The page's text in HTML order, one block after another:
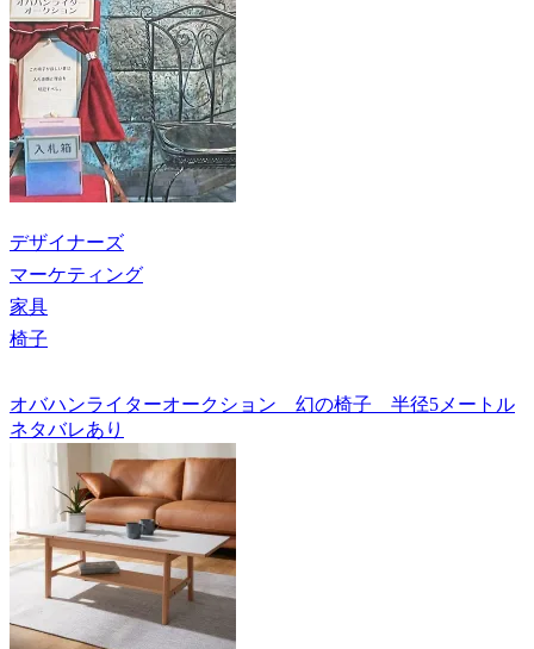
デザイナーズ
マーケティング
家具
椅子
オバハンライターオークション 幻の椅子 半径5メートル
ネタバレあり